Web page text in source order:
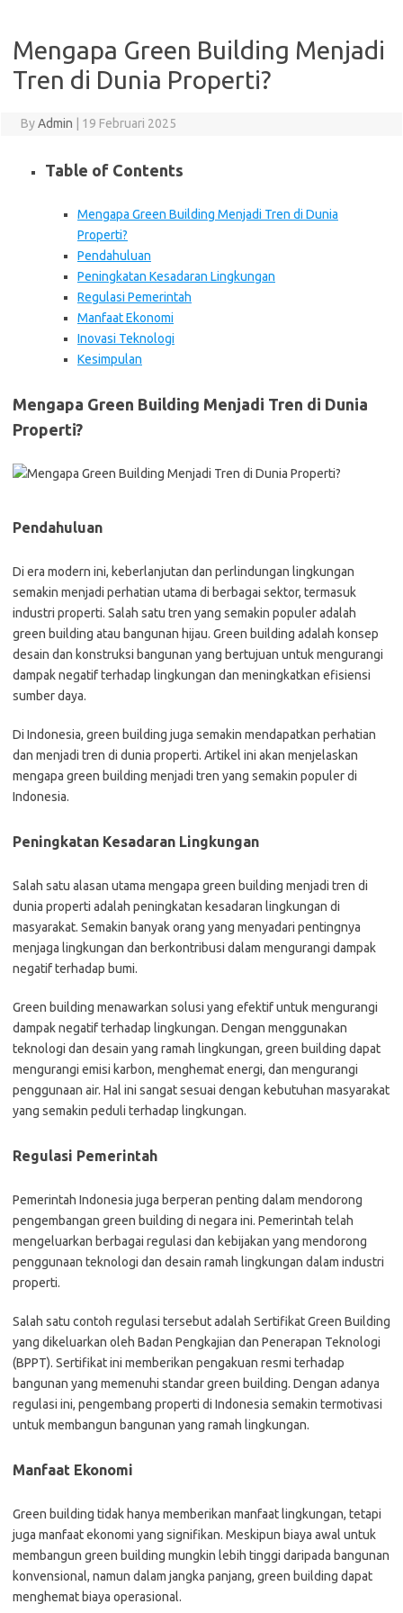
Mengapa Green Building Menjadi
Tren di Dunia Properti?
ByAdmin 19 Februari 2025
Table of Contents
Mengapa Green Building Menjadi Tren di Dunia
Properti?
Pendahuluan
Peningkatan Kesadaran Lingkungan
Regulasi Pemerintah
Manfaat Ekonomi
Inovasi Teknologi
Kesimpulan
Mengapa Green Building Menjadi Tren di Dunia
Properti?
Pendahuluan
Di era modern ini, keberlanjutan dan perlindungan lingkungan
semakin menjadi perhatian utama di berbagai sektor, termasuk
industri properti. Salah satu tren yang semakin populer adalah
green building atau bangunan hijau. Green building adalah konsep
desain dan konstruksi bangunan yang bertujuan untuk mengurangi
dampak negatif terhadap lingkungan dan meningkatkan efisiensi
sumber daya.
Di Indonesia, green building juga semakin mendapatkan perhatian
dan menjadi tren di dunia properti. Artikel ini akan menjelaskan
mengapa green building menjadi tren yang semakin populer di
Indonesia.
Peningkatan Kesadaran Lingkungan
Salah satu alasan utama mengapa green building menjadi tren di
dunia properti adalah peningkatan kesadaran lingkungan di
masyarakat. Semakin banyak orang yang menyadari pentingnya
menjaga lingkungan dan berkontribusi dalam mengurangi dampak
negatif terhadap bumi.
Green building menawarkan solusi yang efektif untuk mengurangi
dampak negatif terhadap lingkungan. Dengan menggunakan
teknologi dan desain yang ramah lingkungan, green building dapat
mengurangi emisi karbon, menghemat energi, dan mengurangi
penggunaan air. Hal ini sangat sesuai dengan kebutuhan masyarakat
yang semakin peduli terhadap lingkungan.
Regulasi Pemerintah
Pemerintah Indonesia juga berperan penting dalam mendorong
pengembangan green building di negara ini. Pemerintah telah
mengeluarkan berbagai regulasi dan kebijakan yang mendorong
penggunaan teknologi dan desain ramah lingkungan dalam industri
properti.
Salah satu contoh regulasi tersebut adalah Sertifikat Green Building
yang dikeluarkan oleh Badan Pengkajian dan Penerapan Teknologi
(BPPT). Sertifikat ini memberikan pengakuan resmi terhadap
bangunan yang memenuhi standar green building. Dengan adanya
regulasi ini, pengembang properti di Indonesia semakin termotivasi
untuk membangun bangunan yang ramah lingkungan.
Manfaat Ekonomi
Green building tidak hanya memberikan manfaat lingkungan, tetapi
juga manfaat ekonomi yang signifikan. Meskipun biaya awal untuk
membangun green building mungkin lebih tinggi daripada bangunan
konvensional, namun dalam jangka panjang, green building dapat
menghemat biaya operasional.